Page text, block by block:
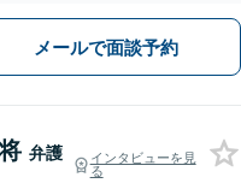
メールで面談予約
弁護
インタビューを見
る